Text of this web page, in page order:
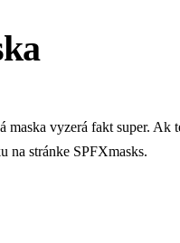
vyzerá fakt super. Ak
na stránke SPFXmasks.